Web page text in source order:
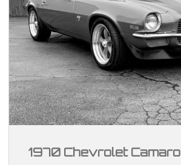
1970 Chevrolet Camaro